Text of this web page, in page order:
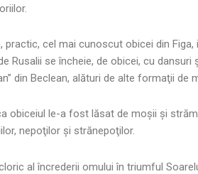
cel mai cunoscut obicei din
Rusalii se încheie, de obicei, cu
din Beclean, alături de alte formaţii de
obiceiul le-a fost lăsat de moşii şi
nepoţilor şi strănepoţilor.
al încrederii omului în triumful